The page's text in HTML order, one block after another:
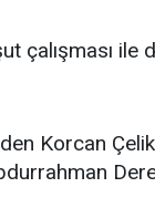
çalışması ile
Korcan